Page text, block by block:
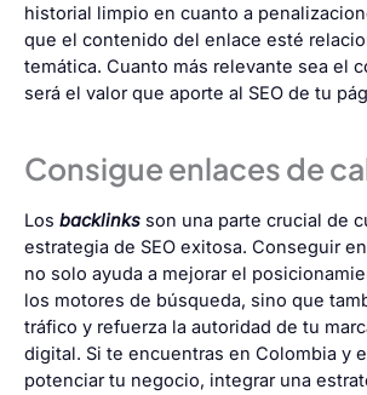
historial limpio en cuanto a
que el contenido del enlace esté
temática. Cuanto más relevante sea el
será el valor que aporte al SEO de tu
Consigue enlaces de
Los backlinks son una parte crucial de
estrategia de SEO exitosa. Conseguir
no solo ayuda a mejorar el
los motores de búsqueda, sino que
tráfico y refuerza la autoridad de tu
digital. Si te encuentras en Colombia y
potenciar tu negocio, integrar una